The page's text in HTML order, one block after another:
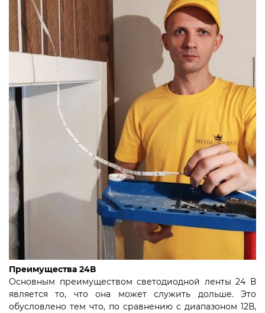
Преимущества 24В
Основным преимуществом светодиодной ленты 24 В
является то, что она может служить дольше. Это
обусловлено тем что, по сравнению с диапазоном 12В,